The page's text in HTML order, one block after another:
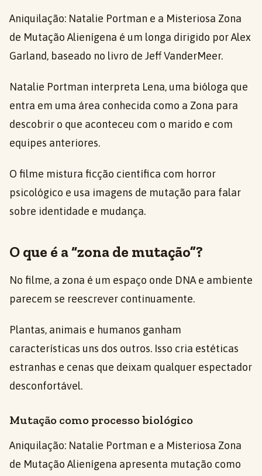
Aniquilação: Natalie Portman e a Misteriosa Zona
de Mutação Alienígena é um longa dirigido por Alex
Garland, baseado no livro de Jeff VanderMeer.
Natalie Portman interpreta Lena, uma bióloga que
entra em uma área conhecida como a Zona para
descobrir o que aconteceu com o marido e com
equipes anteriores.
O filme mistura ficção científica com horror
psicológico e usa imagens de mutação para falar
sobre identidade e mudança.
O que é a “zona de mutação”?
No filme, a zona é um espaço onde DNA e ambiente
parecem se reescrever continuamente.
Plantas, animais e humanos ganham
características uns dos outros. Isso cria estéticas
estranhas e cenas que deixam qualquer espectador
desconfortável.
Mutação como processo biológico
Aniquilação: Natalie Portman e a Misteriosa Zona
de Mutação Alienígena apresenta mutação como